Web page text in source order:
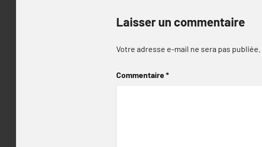
Laisser un commentaire
Votre adresse e-mail ne sera pas publiée.
Commentaire*